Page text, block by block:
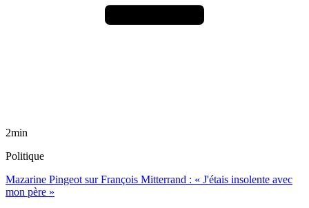
2min
Politique
Mazarine Pingeot sur François Mitterrand : « J'étais insolente avec
mon père »